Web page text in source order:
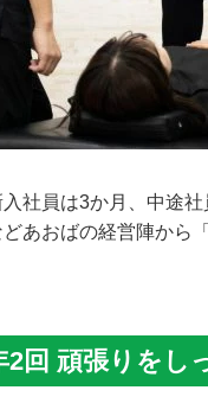
社員は3か月、中途
あおばの経営陣から
回 頑張りをし